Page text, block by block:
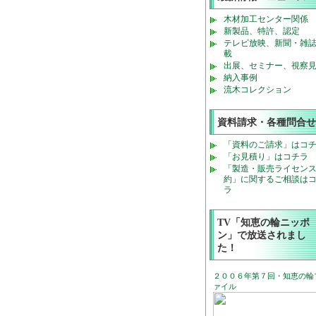
木材加工センター関係
新製品、特許、認定
テレビ放映、新聞・雑
載
出展、セミナー、視察
納入事例
流木コレクション
資料請求・各種問合せ
「資料のご請求」はコ
「お見積り」はコチラ
「製造・販売ライセン
約」に関するご相談は
ラ
TV「知恵の輪ニッポ
ン」で放送されまし
た！
２００６年第７回・知恵の輪
ァイル